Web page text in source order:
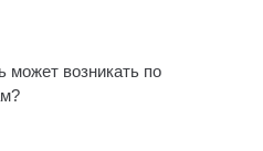
может возникать по